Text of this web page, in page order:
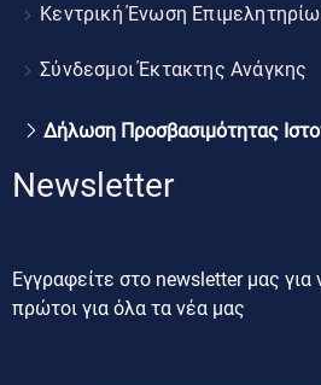
Κεντρική Ένωση
Σύνδεσμοι Έκτακτης Ανάγκης
Δήλωση Προσβασιμότητας
Newsletter
Εγγραφείτε στο newsletter μας
πρώτοι για όλα τα νέα μας